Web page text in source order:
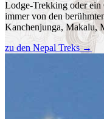
Lodge-Trekking oder
immer von den
Kanchenjunga, Makalu,
zu den Nepal Treks→